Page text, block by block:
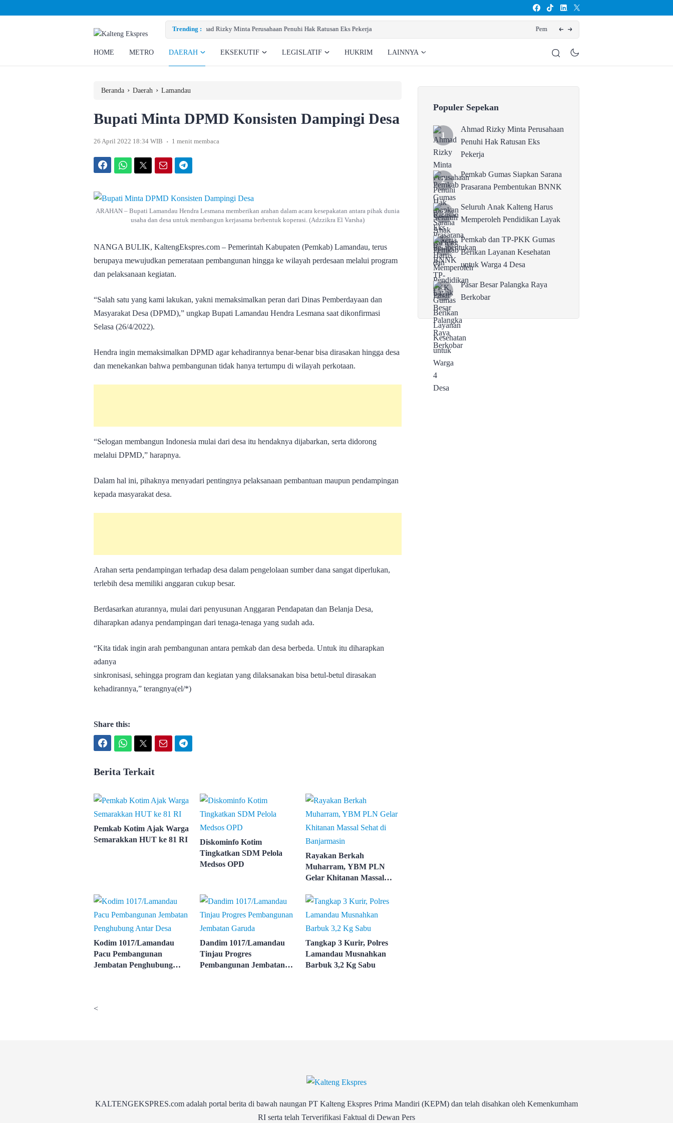
Trending :
Perusahaan Penuhi Hak Ratusan Eks Pekerja Pemkab Gumas Siapkan Sarana Prasarana Pembentukan BNNK
HOME METRO DAERAH EKSEKUTIF LEGISLATIF HUKRIM LAINNYA
Beranda › Daerah › Lamandau
Bupati Minta DPMD Konsisten Dampingi Desa
26 April 2022 18:34 WIB . 1 menit membaca
ARAHAN – Bupati Lamandau Hendra Lesmana memberikan arahan dalam acara kesepakatan antara pihak dunia
usaha dan desa untuk membangun kerjasama berbentuk koperasi. (Adzzikra El Varsha)
NANGA BULIK, KaltengEkspres.com – Pemerintah Kabupaten (Pemkab) Lamandau, terus
berupaya mewujudkan pemerataan pembangunan hingga ke wilayah perdesaan melalui program
dan pelaksanaan kegiatan.
“Salah satu yang kami lakukan, yakni memaksimalkan peran dari Dinas Pemberdayaan dan
Masyarakat Desa (DPMD),” ungkap Bupati Lamandau Hendra Lesmana saat dikonfirmasi
Selasa (26/4/2022).
Hendra ingin memaksimalkan DPMD agar kehadirannya benar-benar bisa dirasakan hingga desa
dan menekankan bahwa pembangunan tidak hanya tertumpu di wilayah perkotaan.
“Selogan membangun Indonesia mulai dari desa itu hendaknya dijabarkan, serta didorong
melalui DPMD,” harapnya.
Dalam hal ini, pihaknya menyadari pentingnya pelaksanaan pembantuan maupun pendampingan
kepada masyarakat desa.
Arahan serta pendampingan terhadap desa dalam pengelolaan sumber dana sangat diperlukan,
terlebih desa memiliki anggaran cukup besar.
Berdasarkan aturannya, mulai dari penyusunan Anggaran Pendapatan dan Belanja Desa,
diharapkan adanya pendampingan dari tenaga-tenaga yang sudah ada.
“Kita tidak ingin arah pembangunan antara pemkab dan desa berbeda. Untuk itu diharapkan
adanya
sinkronisasi, sehingga program dan kegiatan yang dilaksanakan bisa betul-betul dirasakan
kehadirannya,” terangnya(el/*)
Share this:
Berita Terkait
Pemkab Kotim Ajak Warga
Semarakkan HUT ke 81 RI
Diskominfo Kotim
Tingkatkan SDM Pelola
Medsos OPD
Rayakan Berkah
Muharram, YBM PLN
Gelar Khitanan Massal
Kodim 1017/Lamandau
Pacu Pembangunan
Jembatan Penghubung
Dandim 1017/Lamandau
Tinjau Progres
Pembangunan Jembatan
Tangkap 3 Kurir, Polres
Lamandau Musnahkan
Barbuk 3,2 Kg Sabu
Populer Sepekan
Ahmad Rizky Minta Perusahaan
Penuhi Hak Ratusan Eks
Pekerja
Pemkab Gumas Siapkan Sarana
Prasarana Pembentukan BNNK
Seluruh Anak Kalteng Harus
Memperoleh Pendidikan Layak
Pemkab dan TP-PKK Gumas
Berikan Layanan Kesehatan
untuk Warga 4 Desa
Pasar Besar Palangka Raya
Berkobar
<
KALTENGEKSPRES.com adalah portal berita di bawah naungan PT Kalteng Ekspres Prima Mandiri (KEPM) dan telah disahkan oleh Kemenkumham
RI serta telah Terverifikasi Faktual di Dewan Pers